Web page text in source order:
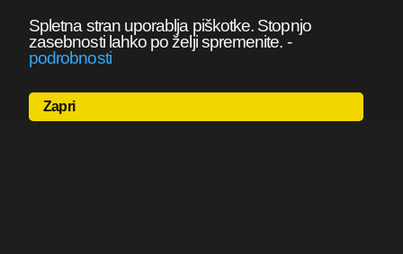
Spletna stran uporablja piškotke. Stopnjo
zasebnosti lahko po želji spremenite. -
podrobnosti
Zapri